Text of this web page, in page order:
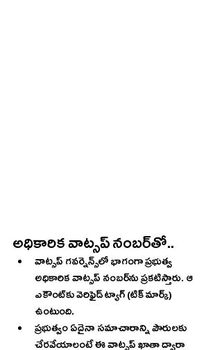
అధికారిక వాట్సప్‌ నంబర్‌తో..
వాట్సప్‌ గవర్నెన్స్‌లో భాగంగా ప్రభుత్వ
అధికారిక వాట్సప్‌ నంబర్‌ను ప్రకటిస్తారు. ఆ
ఎకౌంట్‌కు వెరిఫైడ్‌ ట్యాగ్‌ (టిక్‌ మార్క్‌)
ఉంటుంది.
ప్రభుత్వం ఏదైనా సమాచారాన్ని పౌరులకు
చేరవేయాలంటే ఈ వాట్సప్‌ ఖాతా ద్వారా